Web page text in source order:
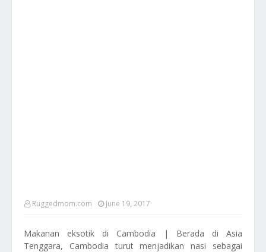
Ruggedmom.com June 19, 2017
Makanan eksotik di Cambodia | Berada di Asia
Tenggara, Cambodia turut menjadikan nasi sebagai